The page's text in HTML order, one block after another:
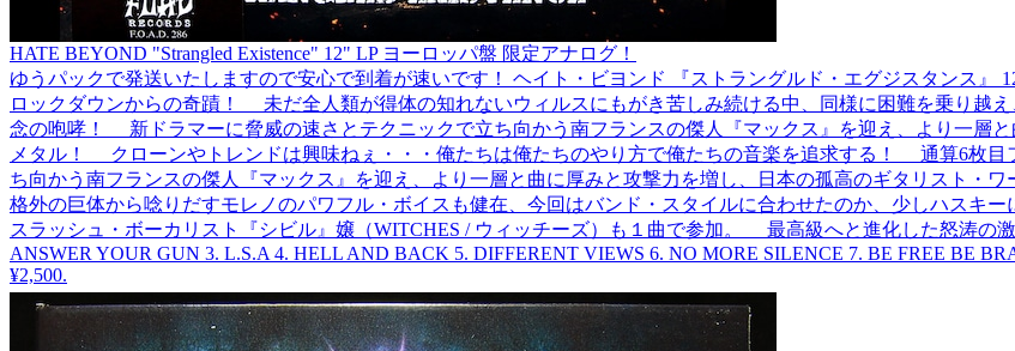
HATE BEYOND "Strangled Existence" 12" LP ヨーロッパ盤 限定アナログ！
ゆうパックで発送いたしますので安心で到着が速いです！ ヘイト・ビヨンド 『ストラングルド・エグジスタンス
ロックダウンからの奇蹟！ 未だ全人類が得体の知れないウィルスにもがき苦しみ続ける中、同様に困難を乗り越
念の咆哮！ 新ドラマーに脅威の速さとテクニックで立ち向かう南フランスの傑人『マックス』を迎え、より一層
メタル！ クローンやトレンドは興味ねぇ・・・俺たちは俺たちのやり方で俺たちの音楽を追求する！ 通算6枚目
ち向かう南フランスの傑人『マックス』を迎え、より一層と曲に厚みと攻撃力を増し、日本の孤高のギタリスト・
格外の巨体から唸りだすモレノのパワフル・ボイスも健在、今回はバンド・スタイルに合わせたのか、少しハス
スラッシュ・ボーカリスト『シビル』嬢（WITCHES / ウィッチーズ）も１曲で参加。 最高級へと進化した怒涛の
ANSWER YOUR GUN 3. L.S.A 4. HELL AND BACK 5. DIFFERENT VIEWS 6. NO MORE SILENCE 7. BE FREE BE
¥2,500.